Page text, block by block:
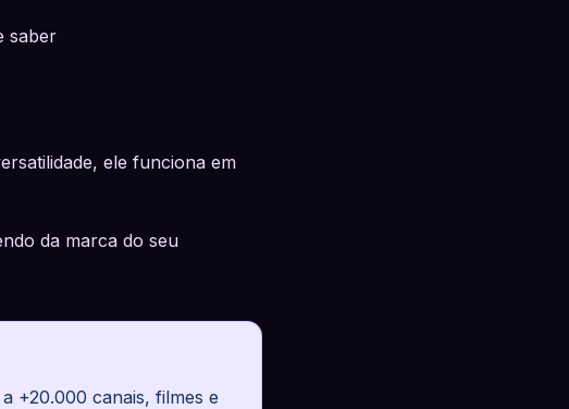
saber
ele funciona em
da marca do seu
+20.000 canais, filmes e